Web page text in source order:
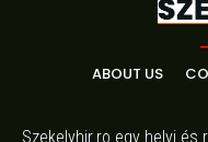
ABOUT US
Szekelyhir.ro egy helyi és